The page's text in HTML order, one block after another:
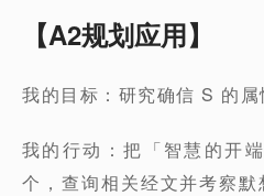
【A2规划应用】
我的目标：研究确信 S 的属
我的行动：把「智慧的开
个，查询相关经文并考察默